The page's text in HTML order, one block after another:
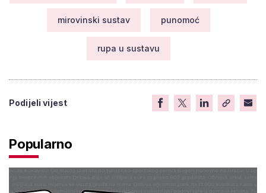
mirovinski sustav punomoć
rupa u sustavu
Podijeli vijest
Popularno